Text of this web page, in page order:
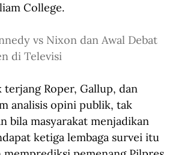
College.
vs Nixon dan Awal Debat
di Televisi
terjang Roper, Gallup, dan
analisis opini publik, tak
bila masyarakat menjadikan
ketiga lembaga survei itu